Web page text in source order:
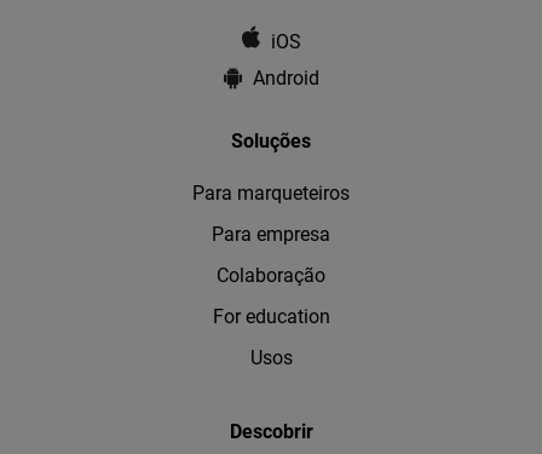
iOS
Android
Soluções
Para marqueteiros
Para empresa
Colaboração
For education
Usos
Descobrir